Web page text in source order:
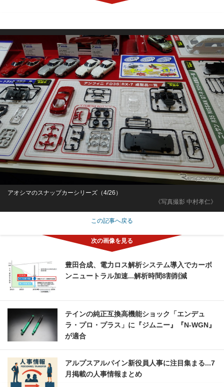
《写真撮影 中村孝仁》
アオシマのスナップカーシリーズ（4/26）
この記事へ戻る
豊田合成、電力ロス解析システム導入でカーボ
ンニュートラル加速...解析時間8割削減
テインの純正互換高機能ショック「エンデュ
ラ・プロ・プラス」に『ジムニー』『N-WGN』
が適合
アルプスアルパイン新役員人事に注目集まる...7
月掲載の人事情報まとめ